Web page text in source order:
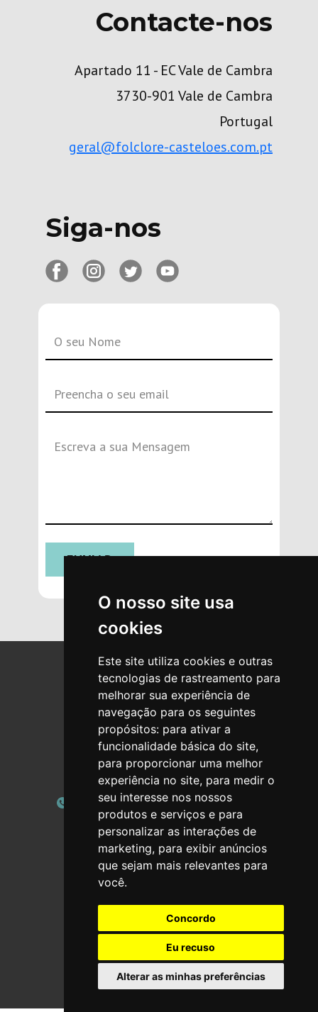
O nosso site usa
cookies
Este site utiliza cookies e outras
tecnologias de rastreamento para
melhorar sua experiência de
navegação para os seguintes
propósitos: para ativar a
funcionalidade básica do site,
para proporcionar uma melhor
experiência no site, para medir o
seu interesse nos nossos
produtos e serviços e para
personalizar as interações de
marketing, para exibir anúncios
que sejam mais relevantes para
você.
Concordo
Eu recuso
Alterar as minhas preferências
Contacte-nos
Apartado 11 - EC Vale de Cambra
3730-901 Vale de Cambra
Portugal
geral@folclore-casteloes.com.pt
Siga-nos
ENVIAR
Próximas actuações
Contactos
919 345 687 (Chamada móvel nacional)
geral@folclore-casteloes.com.pt
Redes sociais